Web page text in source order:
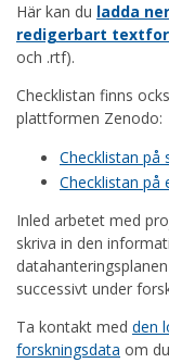
Här kan du ladda
redigerbart
och .rtf).
Checklistan finns
plattformen Zenodo:
Checklistan på
Checklistan på
Inled arbetet med
skriva in den
successivt under
Ta kontakt med den
forskningsdata om